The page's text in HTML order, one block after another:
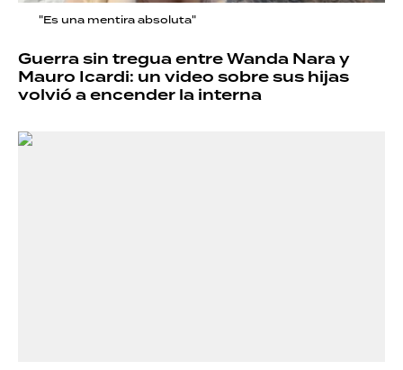
"Es una mentira absoluta"
Guerra sin tregua entre Wanda Nara y
Mauro Icardi: un video sobre sus hijas
volvió a encender la interna